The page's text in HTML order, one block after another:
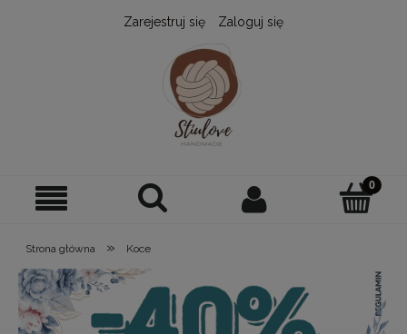
Zarejestruj się Zaloguj się
Strona główna » Koce